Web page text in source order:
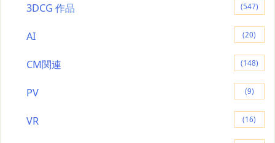
3DCG 作品 (547)
AI (20)
CM関連 (148)
PV (9)
VR (16)